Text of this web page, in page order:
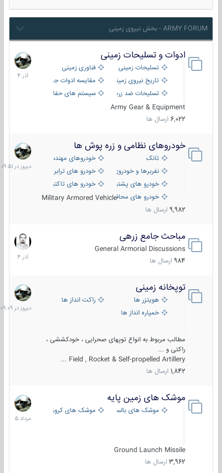
ARMY FORUM - بخش نیروی زمینی
ادوات و تسلیحات زمینی
تسلیحات زمینی
فناوری زمینی
تاریخ نیروی زمینی
مقایسه ادوات جنگی
تسلیحات ضد زره
سیستم های حفاظت فعال
Army Gear & Equipment
6,022 ارسال ها
21
آذر
1404
خودروهای نظامی و زره پوش ها
تانک
خودروهای مهندسی
نفربرها و خودروی های رزمی پیاده نظام
خودرو های ترابری نظامی
خودرو های پشتیبانی آتش ، شناسایی و ضد تانک
خودرو های تاکتیکی نظامی
خودرو های محافظت شدهMilitary Armored Vehicle
9,982 ارسال ها
دیروز
در
09:51
مباحث جامع زرهی
General Armorial Discussions
984 ارسال ها
7
آذر
1404
توپخانه زمینی
هویتزر ها
راکت انداز ها
خمپاره انداز ها
مطالب مربوط به انواع توپهای صحرایی ، خودکششی ،
راکتی و ...
Field , Rocket & Self-propelled Artillery ...
1,842 ارسال ها
دیروز
در
09:09
موشک های زمین پایه
موشک های بالستیک موشک های کروز
Ground Launch Missile
3,962 ارسال ها
2
مرداد
1405